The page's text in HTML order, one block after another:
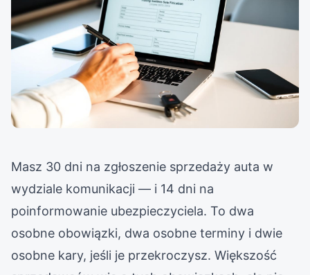
Masz 30 dni na zgłoszenie sprzedaży auta w
wydziale komunikacji — i 14 dni na
poinformowanie ubezpieczyciela. To dwa
osobne obowiązki, dwa osobne terminy i dwie
osobne kary, jeśli je przekroczysz. Większość